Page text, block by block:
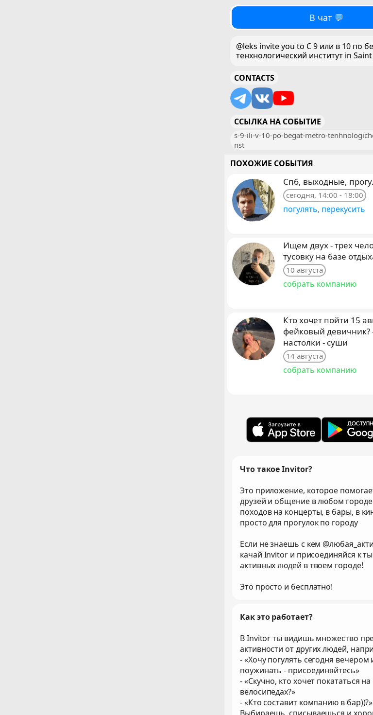
В чат 💬
@leks invite you to С 9 или в 10 по
тенхнологический институт in
CONTACTS
ССЫЛКА НА СОБЫТИЕ
s-9-ili-v-10-po-begat-metro-
nst
ПОХОЖИЕ СОБЫТИЯ
Спб, выходные,
сегодня, 14:00 - 18:00
погулять, перекусить
Ищем двух - трех
тусовку на базе
10 августа
собрать компанию
Кто хочет пойти 15
фейковый девичник? - Караоке -
настолки - суши
14 августа
собрать компанию
Что такое Invitor?
Это приложение, которое
друзей и общение в любом городе
походов на концерты, в бары, в
просто для прогулок по городу
Если не знаешь с кем
качай Invitor и присоединяйся к
активных людей в твоем городе!
Это просто и бесплатно!
Как это работает?
В Invitor ты видишь множество
активности от других людей,
- «Хочу погулять сегодня вечером
поужинать - присоединяйтесь»
- «Скучно, кто хочет покататься на
велосипедах?»
- «Кто составит компанию в